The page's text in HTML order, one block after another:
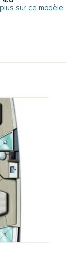
sur ce modèle